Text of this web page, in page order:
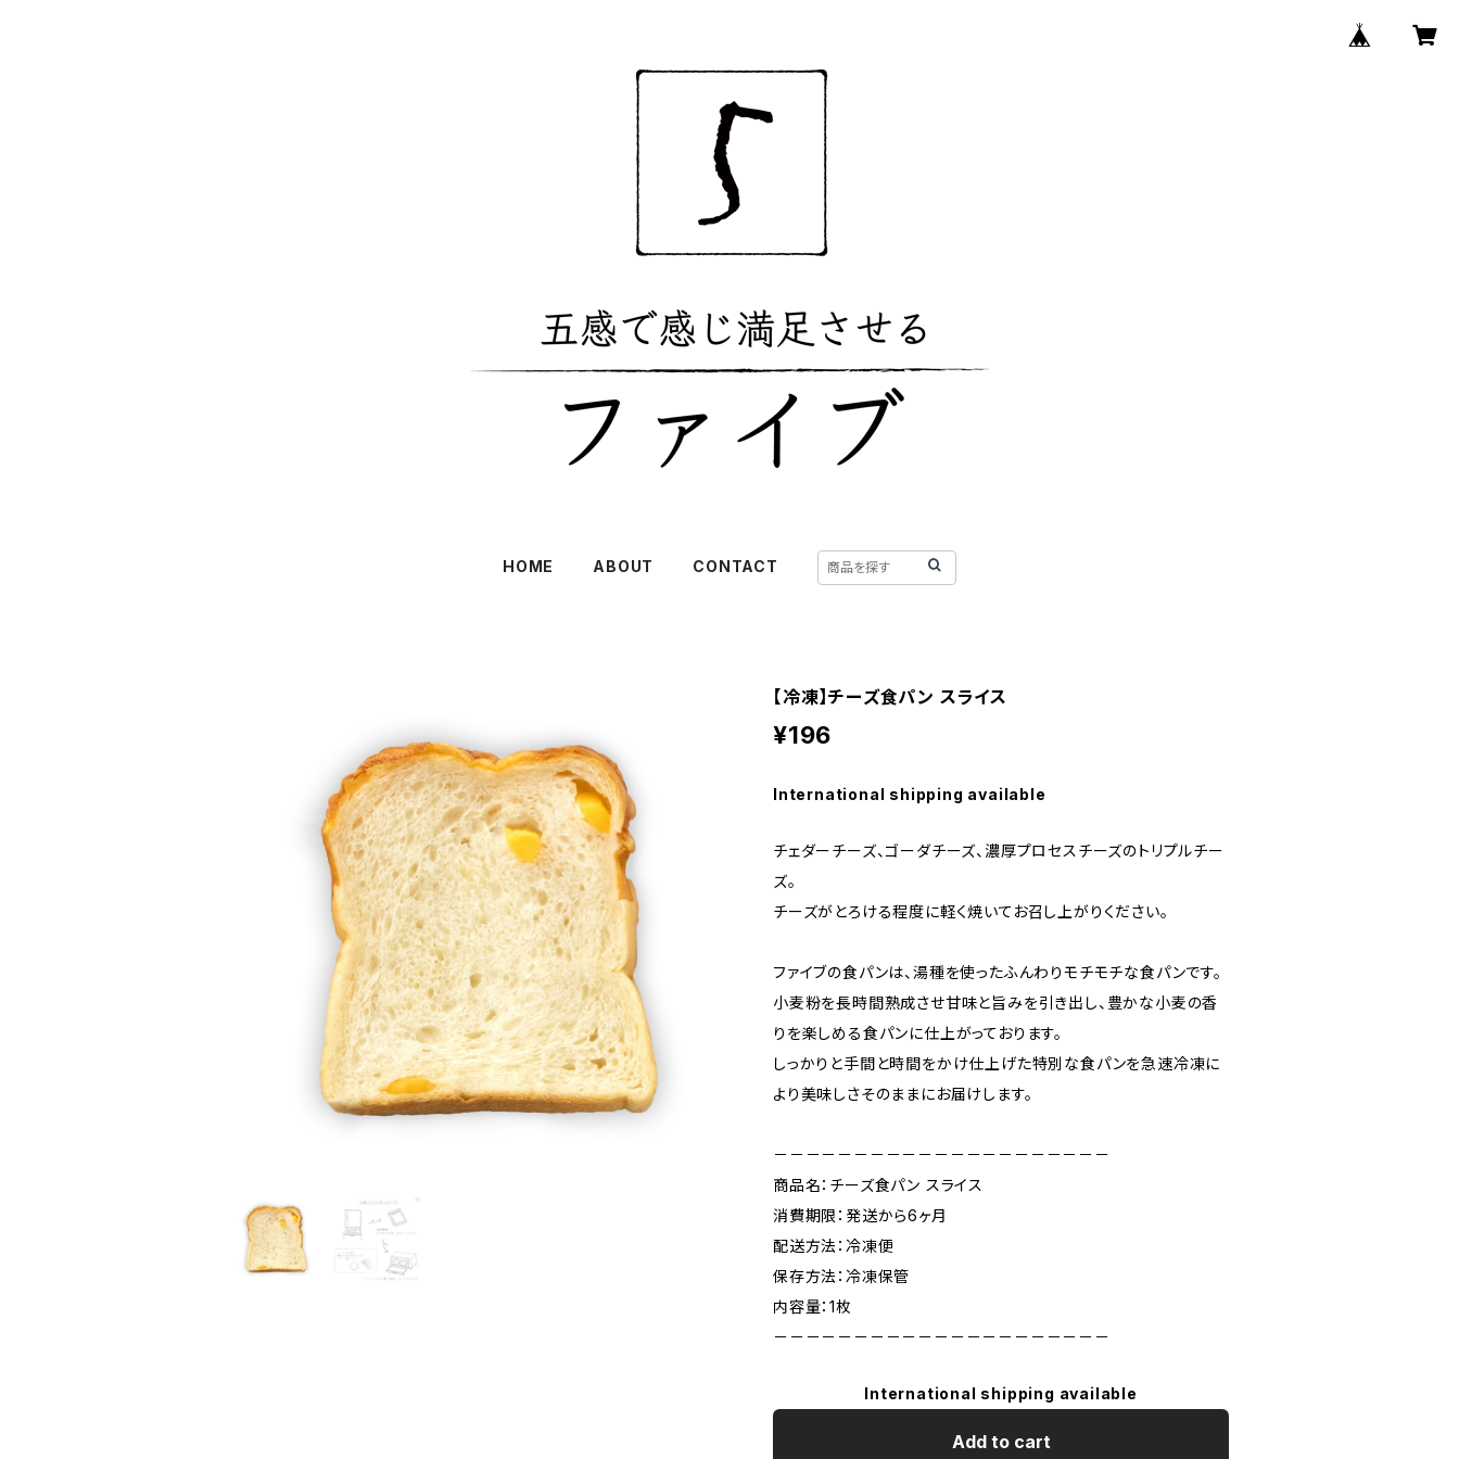
HOME ABOUT CONTACT
【冷凍】チーズ食パン スライス
¥196
International shipping available
チェダーチーズ、ゴーダチーズ、濃厚プロセスチーズのトリプルチー
ズ。
チーズがとろける程度に軽く焼いてお召し上がりください。
ファイブの食パンは、湯種を使ったふんわりモチモチな食パンです。
小麦粉を長時間熟成させ甘味と旨みを引き出し、豊かな小麦の香
りを楽しめる食パンに仕上がっております。
しっかりと手間と時間をかけ仕上げた特別な食パンを急速冷凍に
より美味しさそのままにお届けします。
－－－－－－－－－－－－－－－－－－－－－
商品名：チーズ食パン スライス
消費期限：発送から6ヶ月
配送方法：冷凍便
保存方法：冷凍保管
内容量：1枚
－－－－－－－－－－－－－－－－－－－－－
International shipping available
Add to cart